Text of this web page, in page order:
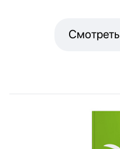
Смотреть